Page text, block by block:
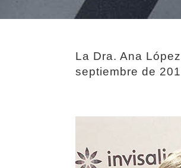
La Dra. Ana
septiembre de